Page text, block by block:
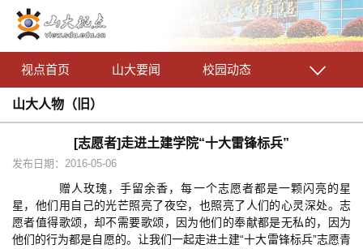
视点首页 山大要闻 校园动态
山大人物（旧）
[志愿者]走进土建学院“十大雷锋标兵”
发布日期：2016-05-06
赠人玫瑰，手留余香，每一个志愿者都是一颗闪亮的星
星，他们用自己的光芒照亮了夜空，也照亮了人们的心灵深处。志
愿者值得歌颂，却不需要歌颂，因为他们的奉献都是无私的，因为
他们的行为都是自愿的。让我们一起走进土建“十大雷锋标兵”志愿青